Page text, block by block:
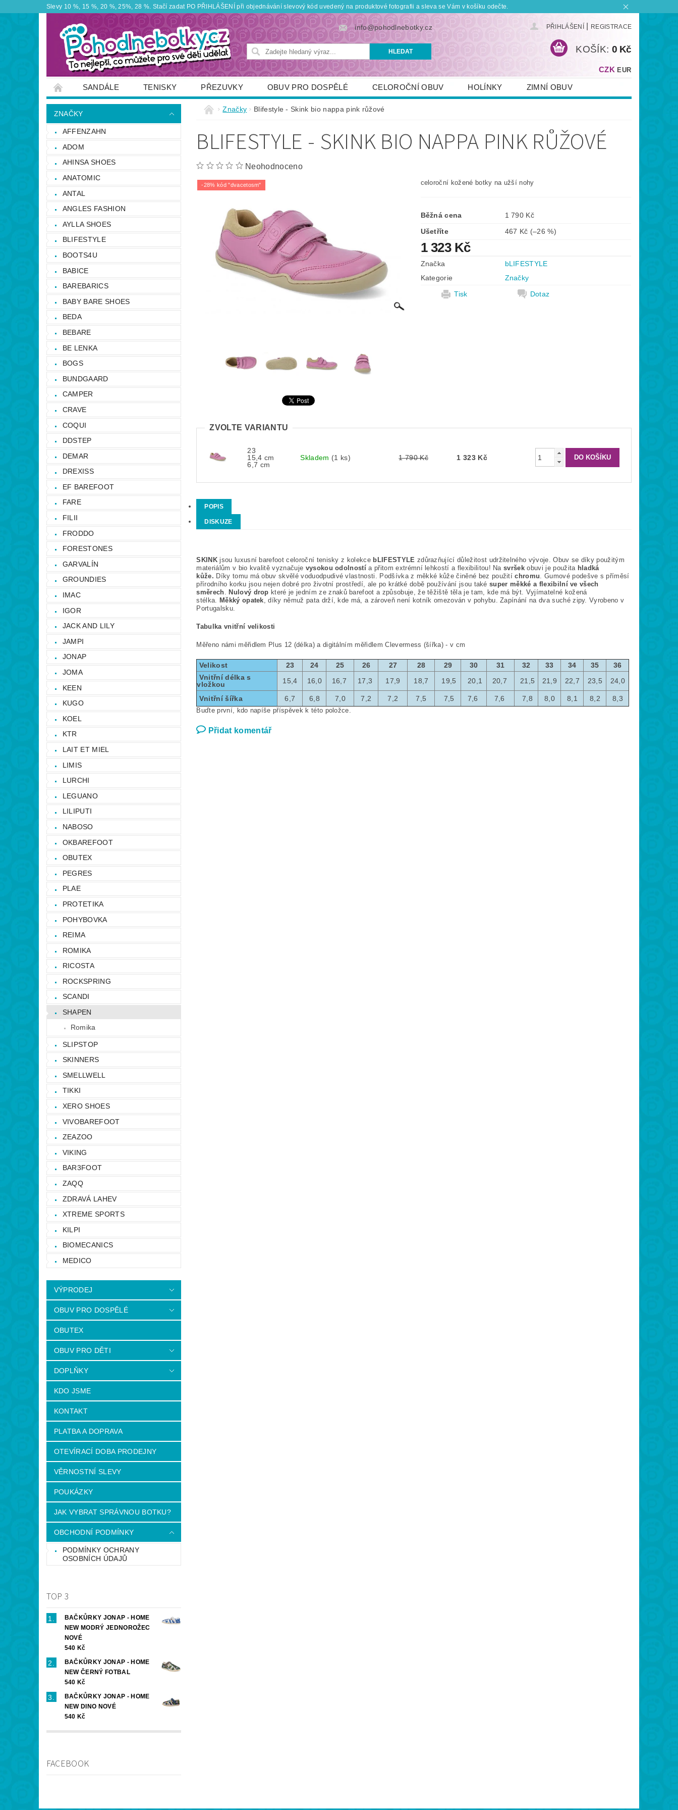
Slevy 10 %, 15 %, 20 %, 25%, 28 %. Stačí zadat PO PŘIHLÁŠENÍ při objednávání slevový kód uvedený na produktové fotografii a sleva se Vám v košíku odečte.
info@pohodlnebotky.cz PŘIHLÁŠENÍ REGISTRACE
CZK EUR
KOŠÍK: 0 Kč
SANDÁLE TENISKY PŘEZUVKY OBUV PRO DOSPĚLÉ CELOROČNÍ OBUV HOLÍNKY ZIMNÍ OBUV
ZNAČKY VÝPRODEJ OBUTEX OBUV PRO DĚTI DOPLŇKY
OTEVÍRACÍ DOBA PRODEJNY
NAPIŠTE NÁM
ZNAČKY
AFFENZAHN
ADOM
AHINSA SHOES
ANATOMIC
ANTAL
ANGLES FASHION
AYLLA SHOES
BLIFESTYLE
BOOTS4U
BABICE
BAREBARICS
BABY BARE SHOES
BEDA
BEBARE
BE LENKA
BOGS
BUNDGAARD
CAMPER
CRAVE
COQUI
DDSTEP
DEMAR
DREXISS
EF BAREFOOT
FARE
FILII
FRODDO
FORESTONES
GARVALÍN
GROUNDIES
IMAC
IGOR
JACK AND LILY
JAMPI
JONAP
JOMA
KEEN
KUGO
KOEL
KTR
LAIT ET MIEL
LIMIS
LURCHI
LEGUANO
LILIPUTI
NABOSO
OKBAREFOOT
OBUTEX
PEGRES
PLAE
PROTETIKA
POHYBOVKA
REIMA
ROMIKA
RICOSTA
ROCKSPRING
SCANDI
SHAPEN
Romika
SLIPSTOP
SKINNERS
SMELLWELL
TIKKI
XERO SHOES
VIVOBAREFOOT
ZEAZOO
VIKING
BAR3FOOT
ZAQQ
ZDRAVÁ LAHEV
XTREME SPORTS
KILPI
BIOMECANICS
MEDICO
VÝPRODEJ
OBUV PRO DOSPĚLÉ
OBUTEX
OBUV PRO DĚTI
DOPLŇKY
KDO JSME
KONTAKT
PLATBA A DOPRAVA
OTEVÍRACÍ DOBA PRODEJNY
VĚRNOSTNÍ SLEVY
POUKÁZKY
JAK VYBRAT SPRÁVNOU BOTKU?
OBCHODNÍ PODMÍNKY
PODMÍNKY OCHRANY
OSOBNÍCH ÚDAJŮ
TOP 3
BAČKŮRKY JONAP - HOME
NEW MODRÝ JEDNOROŽEC
NOVÉ
540 Kč
BAČKŮRKY JONAP - HOME
NEW ČERNÝ FOTBAL
540 Kč
BAČKŮRKY JONAP - HOME
NEW DINO NOVÉ
540 Kč
FACEBOOK
Značky Blifestyle - Skink bio nappa pink růžové
BLIFESTYLE - SKINK BIO NAPPA PINK RŮŽOVÉ
Neohodnoceno
-28% kód "dvacetosm" celoroční kožené botky na užší nohy
Běžná cena
1 790 Kč
Ušetříte
467 Kč (–26 %)
1 323 Kč
Značka
bLIFESTYLE
Kategorie
Značky
Tisk
Dotaz
ZVOLTE VARIANTU
23
15,4 cm
6,7 cm
Skladem (1 ks) 1 790 Kč 1 323 Kč
POPIS
DISKUZE
SKINKjsou luxusní barefoot celoroční tenisky z kolekce bLIFESTYLE zdůrazňující důležitost udržitelného vývoje. Obuv se díky použitým
materiálům v bio kvalitě vyznačuje vysokou odolností a přitom extrémní lehkostí a flexibilitou! Nasvršek obuvi je použita hladká
kůže. Díky tomu má obuv skvělé voduodpudivé vlastnosti. Podšívka z měkké kůže činěné bez použití chromu. Gumové podešve s příměsí
přírodního korku jsou nejen dobré pro životní prostředí, ale po krátké době používání jsou také super měkké a flexibilní ve všech
směrech. Nulový drop které je jedním ze znaků barefoot a způsobuje, že těžiště těla je tam, kde má být. Vyjímatelné kožená
stélka. Měkký opatek, díky němuž pata drží, kde má, a zároveň není kotník omezován v pohybu. Zapínání na dva suché zipy. Vyrobeno v
Portugalsku.
Tabulka vnitřní velikosti
Měřeno námi měřidlem Plus 12 (délka) a digitálním měřidlem Clevermess (šířka) - v cm
Velikost 23 24 25 26 27 28 29 30 31 32 33 34 35
36
Vnitřní délka s
vložkou
15,4 16,0 16,7 17,3 17,9 18,7 19,5 20,1 20,7 21,5 21,9 22,7 23,5 24,0
Vnitřní šířka 6,7 6,8 7,0 7,2 7,2 7,5 7,5 7,6 7,6 7,8 8,0 8,1 8,2 8,3
Buďte první, kdo napíše příspěvek k této položce.
Přidat komentář